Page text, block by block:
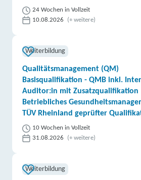
24 Wochen in Vollzeit
10.08.2026
(+ weitere)
Weiterbildung
Qualitätsmanagement (QM)
Basisqualifikation - QMB inkl.
Auditor:in mit Zusatzqualifikation
Betriebliches
TÜV Rheinland geprüfter
10 Wochen in Vollzeit
31.08.2026
(+ weitere)
Weiterbildung